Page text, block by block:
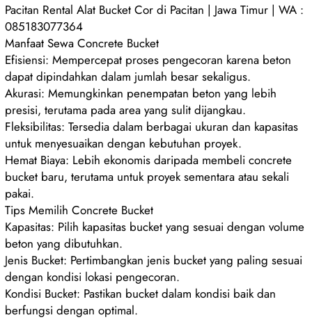
Pacitan Rental Alat Bucket Cor di Pacitan | Jawa Timur | WA :
085183077364
Manfaat Sewa Concrete Bucket
Efisiensi: Mempercepat proses pengecoran karena beton
dapat dipindahkan dalam jumlah besar sekaligus.
Akurasi: Memungkinkan penempatan beton yang lebih
presisi, terutama pada area yang sulit dijangkau.
Fleksibilitas: Tersedia dalam berbagai ukuran dan kapasitas
untuk menyesuaikan dengan kebutuhan proyek.
Hemat Biaya: Lebih ekonomis daripada membeli concrete
bucket baru, terutama untuk proyek sementara atau sekali
pakai.
Tips Memilih Concrete Bucket
Kapasitas: Pilih kapasitas bucket yang sesuai dengan volume
beton yang dibutuhkan.
Jenis Bucket: Pertimbangkan jenis bucket yang paling sesuai
dengan kondisi lokasi pengecoran.
Kondisi Bucket: Pastikan bucket dalam kondisi baik dan
berfungsi dengan optimal.